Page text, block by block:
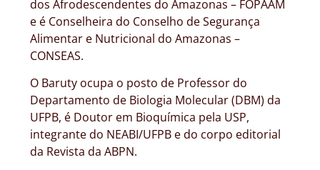
dos Afrodescendentes do Amazonas – FOPAAM
e é Conselheira do Conselho de Segurança
Alimentar e Nutricional do Amazonas –
CONSEAS.
O Baruty ocupa o posto de Professor do
Departamento de Biologia Molecular (DBM) da
UFPB, é Doutor em Bioquímica pela USP,
integrante do NEABI/UFPB e do corpo editorial
da Revista da ABPN.